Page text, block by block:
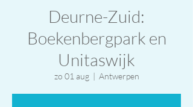
Deurne-Zuid:
Boekenbergpark en
Unitaswijk
zo 01 aug
  |
Antwerpen